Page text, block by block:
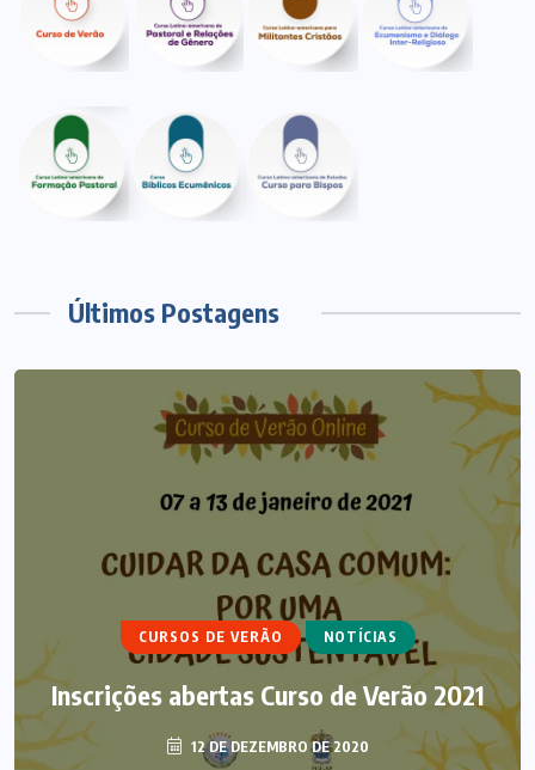
Últimos Postagens
CURSOS DE VERÃO NOTÍCIAS
Inscrições abertas Curso de Verão 2021
12 DE DEZEMBRO DE 2020
ARTIGOS CURSO DE ECUMENISMO
ECUMENISMO TRANSFORMADOR:
ENTRE A TERRA, OS POVOS E A
ESPERANÇA
6 DE AGOSTO DE 2026